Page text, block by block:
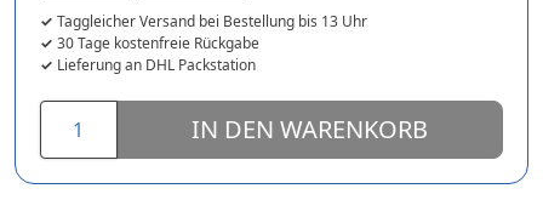
Taggleicher Versand bei Bestellung bis 13 Uhr
30 Tage kostenfreie Rückgabe
Lieferung an DHL Packstation
IN DEN WARENKORB